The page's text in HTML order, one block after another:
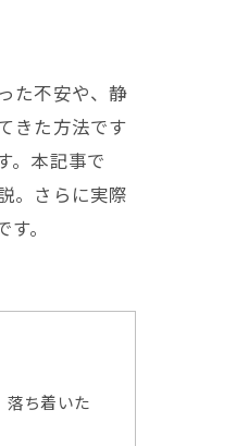
た不安や、静
きた方法です
。本記事で
。さらに実際
。
落ち着いた